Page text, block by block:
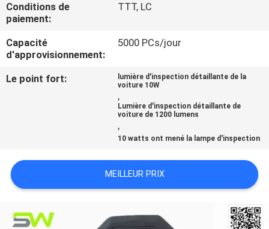
CONTRÔLE
DE
LA
QUALITÉ
NOUVELLES
LES
Conditions de
paiement:
TTT, LC
Capacité
d'approvisionnement:
5000 PCs/jour
Le point fort:
lumière d'inspection détaillante de la
voiture 10W
,
Lumière d'inspection détaillante de
voiture de 1200 lumens
,
10 watts ont mené la lampe d'inspection
MEILLEUR PRIX